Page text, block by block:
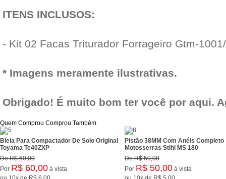
ITENS INCLUSOS:
- Kit 02 Facas Triturador Forrageiro Gtm-
* Imagens meramente ilustrativas.
Obrigado! É muito bom ter você por aqui.
Quem Comprou Comprou Também
Biela Para Compactador De Solo Original
Toyama Te40ZXP
DeR$ 60,00
Por R$ 60,00 à vista
Pistão 38MM Com Anéis Completo
Motosserras Stihl MS 180
DeR$ 50,00
Por R$ 50,00 à vista